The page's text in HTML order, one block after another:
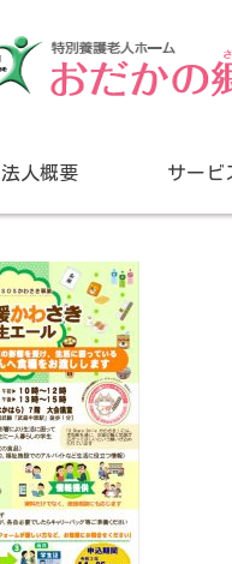
法人概要 サービ